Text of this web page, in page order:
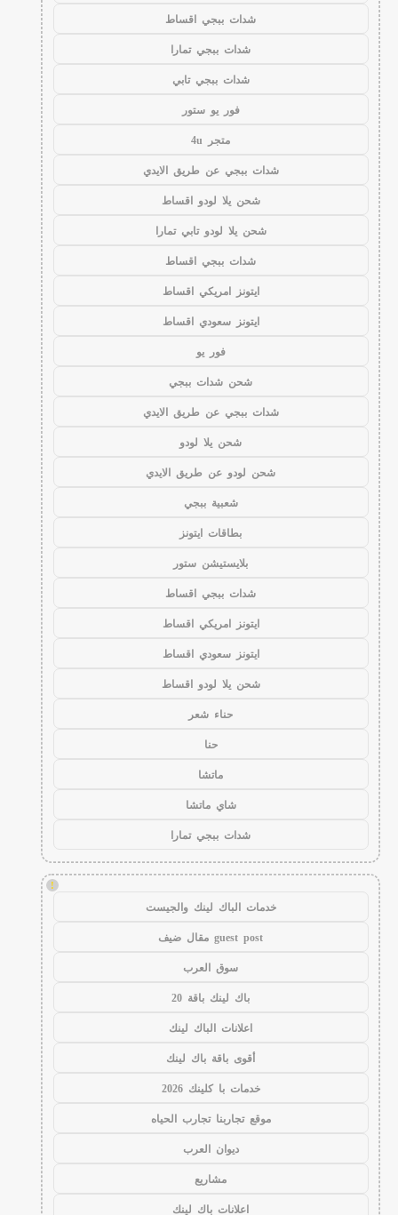
شدات ببجي اقساط
شدات ببجي تمارا
شدات ببجي تابي
فور يو ستور
متجر 4u
شدات ببجي عن طريق الايدي
شحن يلا لودو اقساط
شحن يلا لودو تابي تمارا
شدات ببجي اقساط
ايتونز امريكي اقساط
ايتونز سعودي اقساط
فور يو
شحن شدات ببجي
شدات ببجي عن طريق الايدي
شحن يلا لودو
شحن لودو عن طريق الايدي
شعبية ببجي
بطاقات ايتونز
بلايستيشن ستور
شدات ببجي اقساط
ايتونز امريكي اقساط
ايتونز سعودي اقساط
شحن يلا لودو اقساط
حناء شعر
حنا
ماتشا
شاي ماتشا
شدات ببجي تمارا
!
خدمات الباك لينك والجيست
guest post مقال ضيف
سوق العرب
باك لينك باقة 20
اعلانات الباك لينك
أقوى باقة باك لينك
خدمات با كلينك 2026
موقع تجاربنا تجارب الحياه
ديوان العرب
مشاريع
اعلانات باك لينك